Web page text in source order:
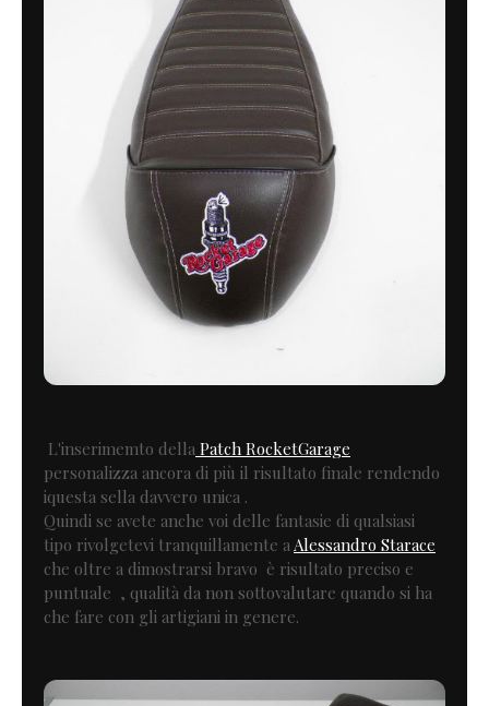
L'inserimemto della Patch RocketGarage
personalizza ancora di più il risultato finale rendendo
iquesta sella davvero unica .
Quindi se avete anche voi delle fantasie di qualsiasi
tipo rivolgetevi tranquillamente aAlessandro Starace
che oltre a dimostrarsi bravo è risultato preciso e
puntuale , qualità da non sottovalutare quando si ha
che fare con gli artigiani in genere.